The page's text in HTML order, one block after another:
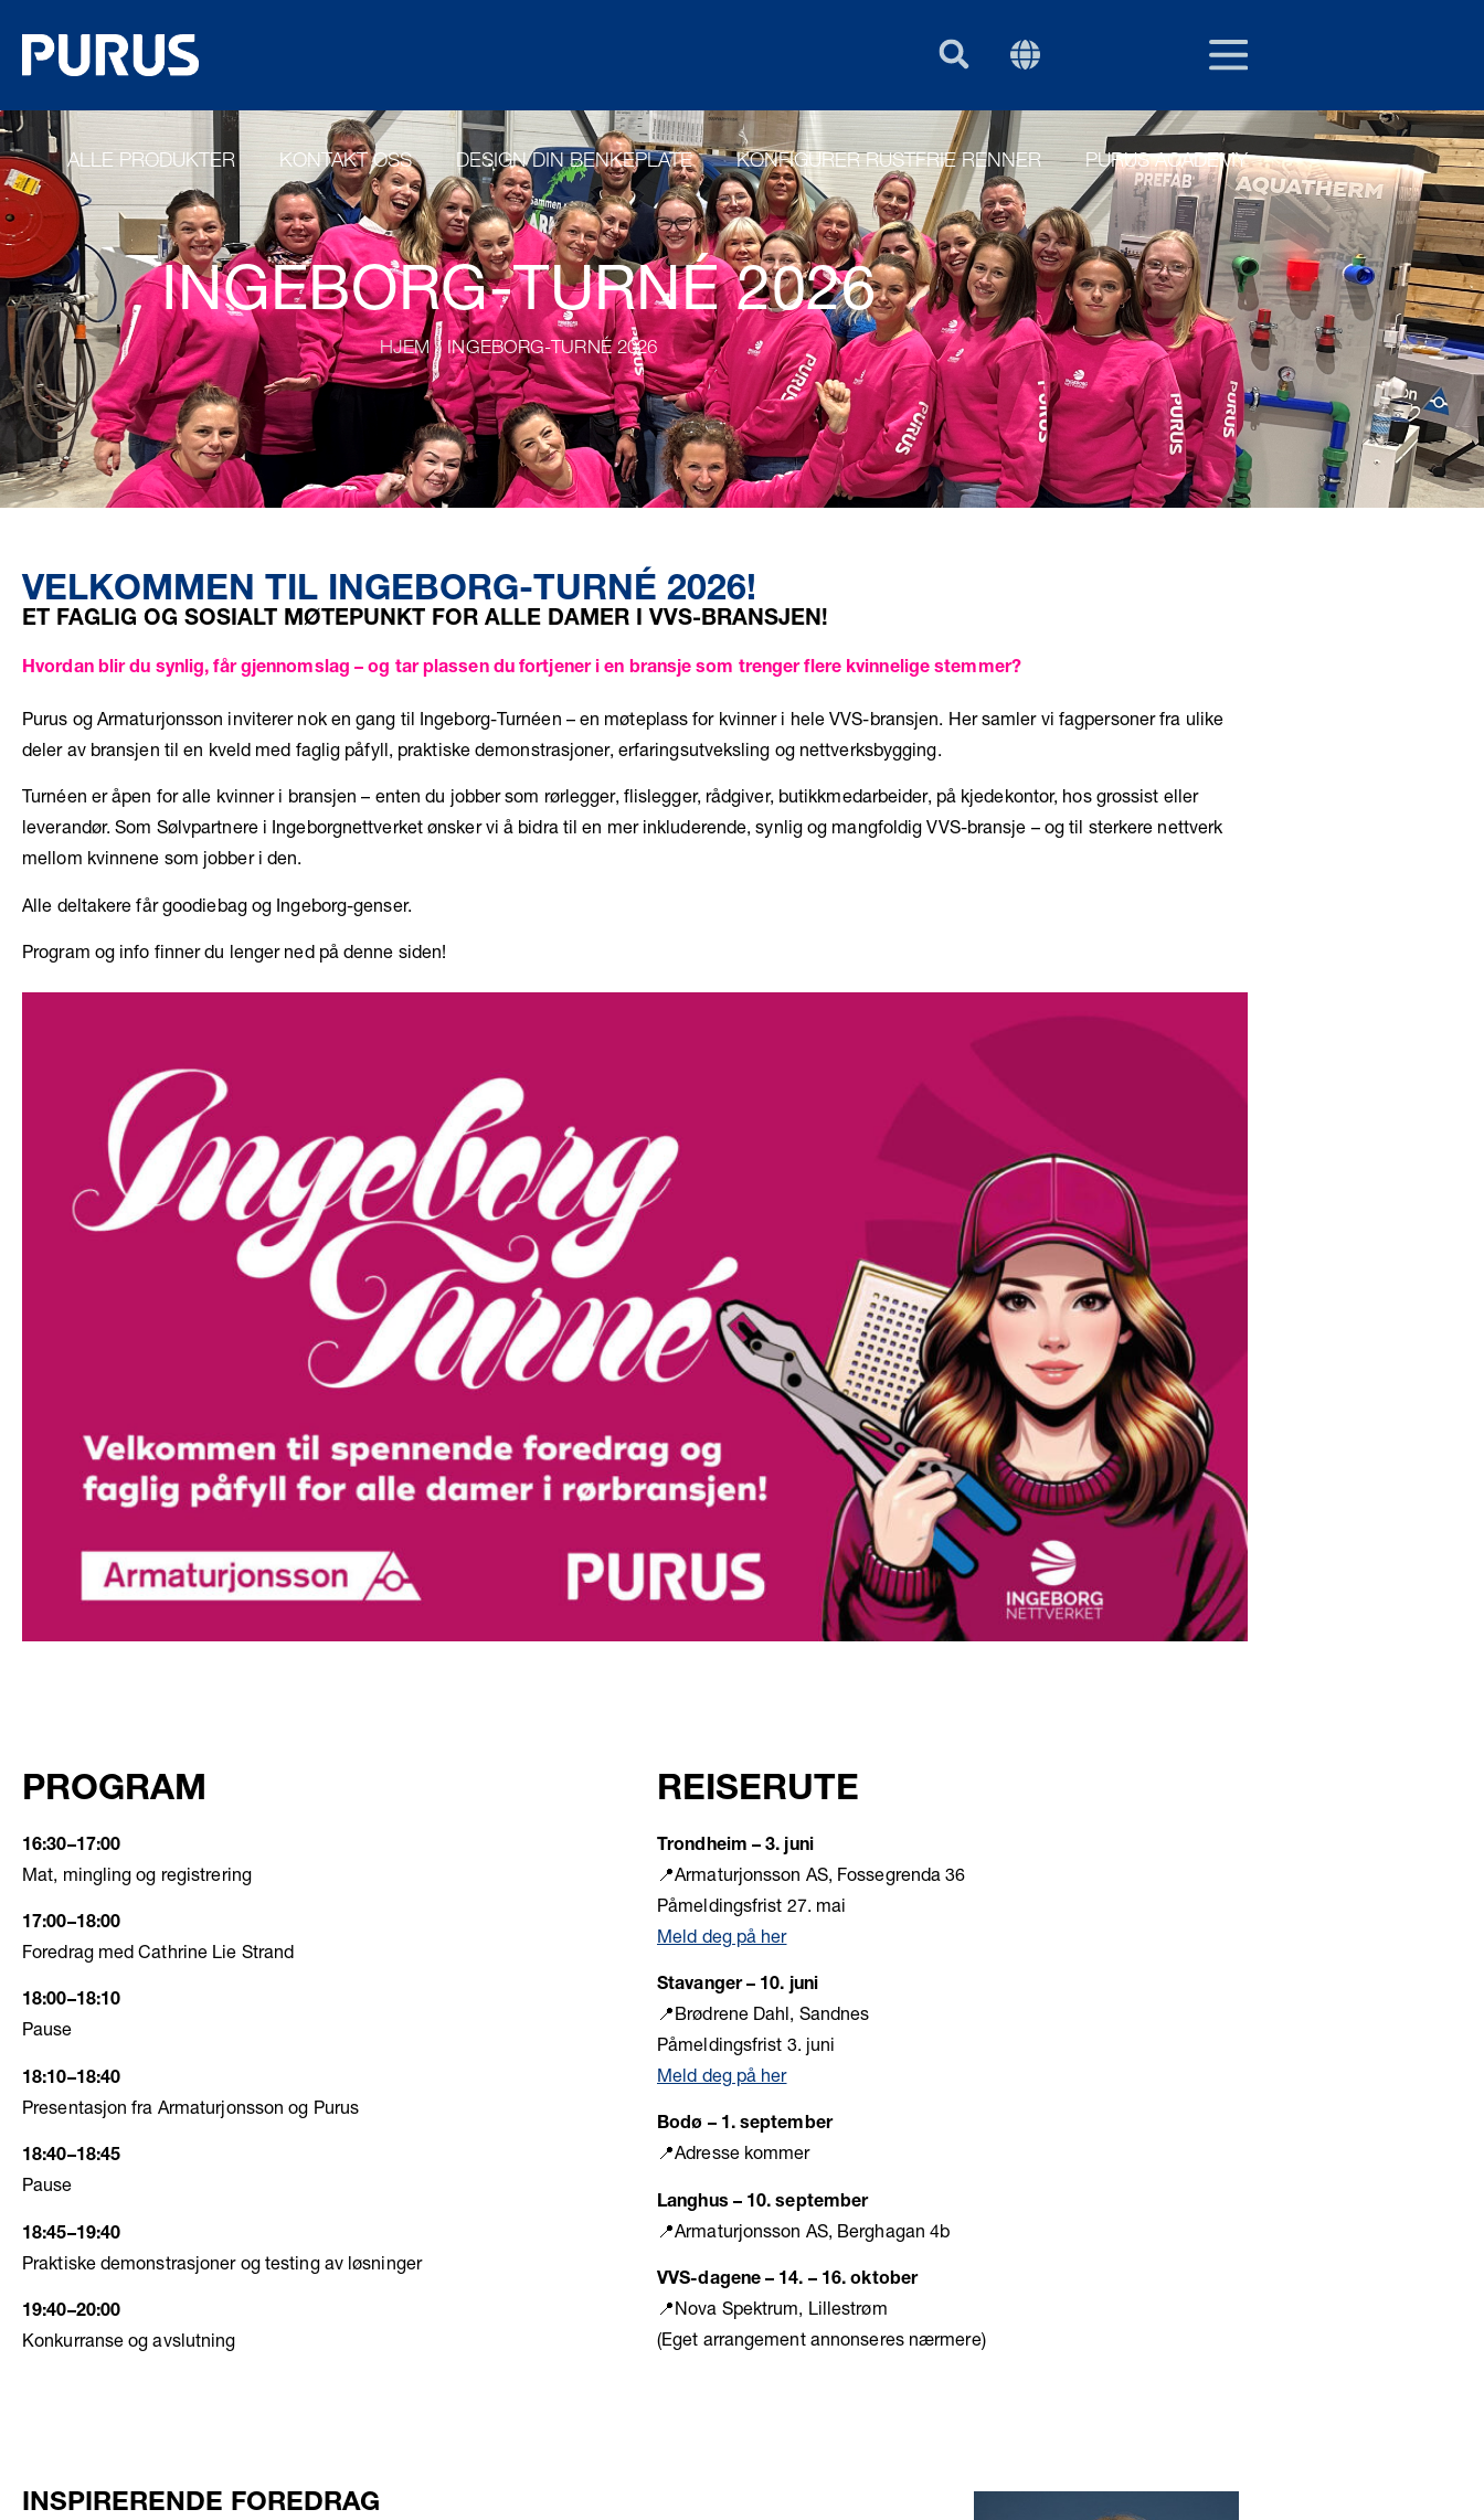
NOR
PURUS GROUP
ALLE PRODUKTER KONTAKT OSS DESIGN DIN BENKEPLATE KONFIGURER RUSTFRIE RENNER PURUS ACADEMY
INGEBORG-TURNÉ 2026
HJEM/ INGEBORG-TURNÉ 2026
VELKOMMEN TIL INGEBORG-TURNÉ 2026!
ET FAGLIG OG SOSIALT MØTEPUNKT FOR ALLE DAMER I VVS-BRANSJEN​!
Hvordan blir du synlig, får gjennomslag – og tar plassen du fortjener i en bransje som trenger flere kvinnelige stemmer?
Purus og Armaturjonsson inviterer nok en gang til Ingeborg-Turnéen – en møteplass for kvinner i hele VVS-bransjen. Her samler vi fagpersoner fra ulike
deler av bransjen til en kveld med faglig påfyll, praktiske demonstrasjoner, erfaringsutveksling og nettverksbygging.
Turnéen er åpen for alle kvinner i bransjen – enten du jobber som rørlegger, flislegger, rådgiver, butikkmedarbeider, på kjedekontor, hos grossist eller
leverandør.Som Sølvpartnere i Ingeborgnettverketønsker vi å bidra til en mer inkluderende, synlig og mangfoldig VVS-bransje – og til sterkere nettverk
mellom kvinnene som jobber i den.
Alle deltakere får goodiebag og Ingeborg-genser.
Program og info finner du lenger ned på denne siden!
PROGRAM
16:30–17:00
Mat, mingling og registrering
17:00–18:00
Foredrag med Cathrine Lie Strand
18:00–18:10
Pause
18:10–18:40
Presentasjon fra Armaturjonsson og Purus
18:40–18:45
Pause
18:45–19:40
Praktiske demonstrasjoner og testing av løsninger
19:40–20:00
Konkurranse og avslutning
REISERUTE
Trondheim – 3. juni
📍Armaturjonsson AS, Fossegrenda 36
Påmeldingsfrist 27. mai
Meld deg på her
Stavanger – 10. juni
📍Brødrene Dahl, Sandnes
Påmeldingsfrist 3. juni
Meld deg på her
Bodø – 1. september
📍Adresse kommer
Langhus – 10. september
📍Armaturjonsson AS, Berghagan 4b
VVS-dagene – 14. – 16. oktober
📍Nova Spektrum, Lillestrøm
(Eget arrangement annonseres nærmere)
INSPIRERENDE FOREDRAG